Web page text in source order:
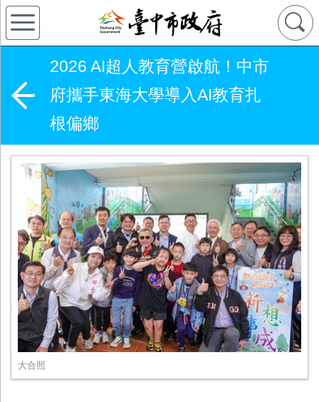
2026 AI超人教育營啟航！中市
府攜手東海大學導入AI教育扎
根偏鄉
大合照